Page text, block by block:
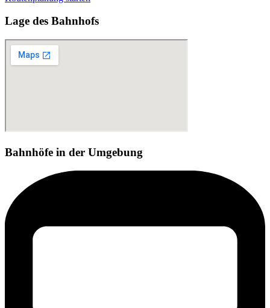
Lage des Bahnhofs
Bahnhöfe in der Umgebung